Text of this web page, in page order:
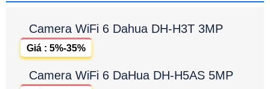
Camera WiFi 6 Dahua DH-H3T 3MP
Giá : 5%-35%
Camera WiFi 6 DaHua DH-H5AS 5MP